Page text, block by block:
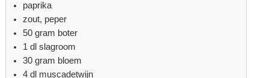
paprika
zout, peper
50 gram boter
1 dl slagroom
30 gram bloem
4 dl muscadetwijn